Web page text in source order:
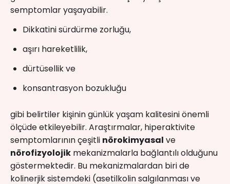
semptomlar yaşayabilir.
Dikkatini sürdürme zorluğu,
aşırı hareketlilik,
dürtüsellik ve
konsantrasyon bozukluğu
gibi belirtiler kişinin günlük yaşam kalitesini önemli
ölçüde etkileyebilir. Araştırmalar, hiperaktivite
semptomlarının çeşitli nörokimyasal ve
nörofizyolojik mekanizmalarla bağlantılı olduğunu
göstermektedir. Bu mekanizmalardan biri de
kolinerjik sistemdeki (asetilkolin salgılanması ve